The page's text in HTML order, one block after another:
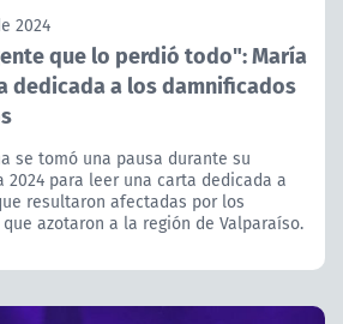
2024
que lo perdió todo": María
dedicada a los damnificados
se tomó una pausa durante su
2024 para leer una carta dedicada a
resultaron afectadas por los
azotaron a la región de Valparaíso.